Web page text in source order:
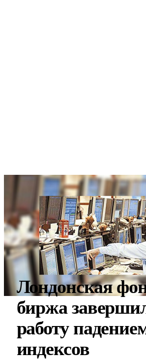
Лондонская
биржа
работу
индексов